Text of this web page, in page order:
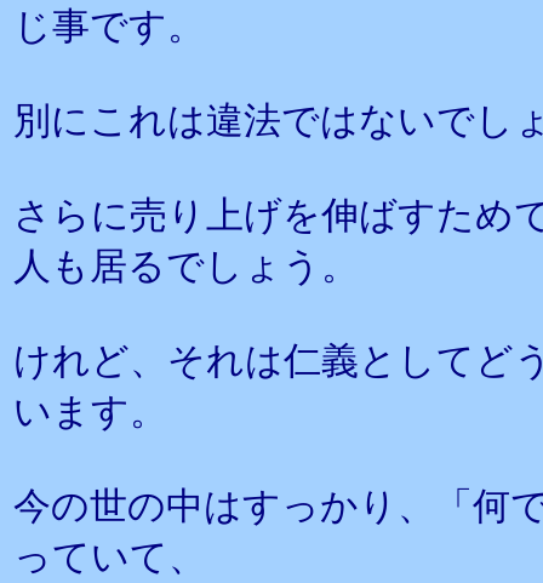
じ事です。
別にこれは違法ではないでし
さらに売り上げを伸ばすため
人も居るでしょう。
けれど、それは仁義としてど
います。
今の世の中はすっかり、「何
っていて、